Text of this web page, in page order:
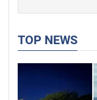
TOP NEWS